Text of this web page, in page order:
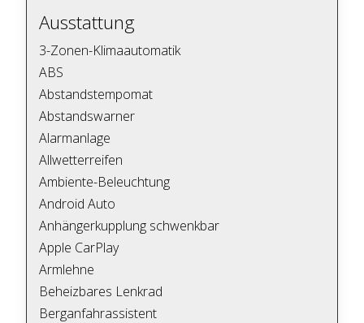
Ausstattung
3-Zonen-Klimaautomatik
ABS
Abstandstempomat
Abstandswarner
Alarmanlage
Allwetterreifen
Ambiente-Beleuchtung
Android Auto
Anhängerkupplung schwenkbar
Apple CarPlay
Armlehne
Beheizbares Lenkrad
Berganfahrassistent